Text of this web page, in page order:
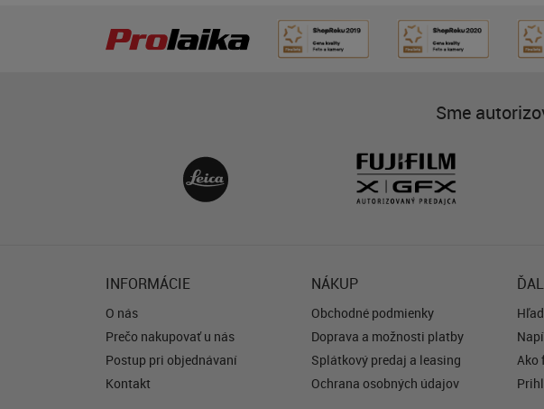
Sme
INFORMÁCIE
O nás
Prečo nakupovať u nás
Postup pri objednávaní
Kontakt
NÁKUP
Obchodné podmienky
Doprava a možnosti platby
Splátkový predaj a leasing
Ochrana osobných údajov
Ako